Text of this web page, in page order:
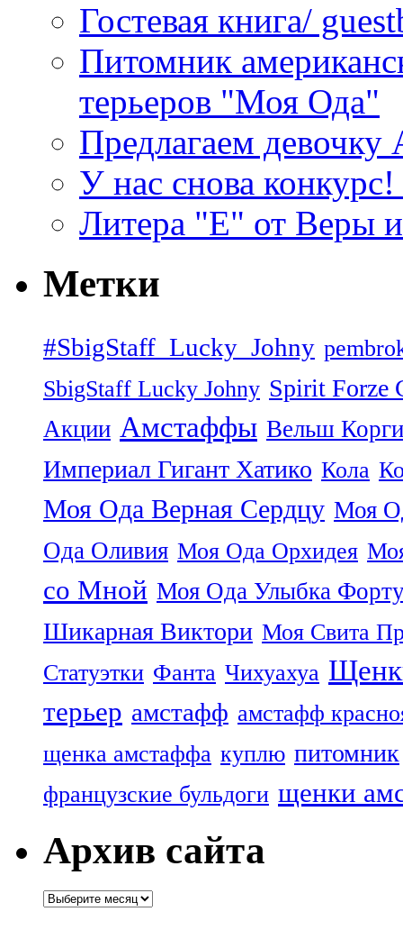
Гостевая книга/
Питомник
терьеров "Моя Ода"
Предлагаем
У нас снова
Литера "Е" от Веры
Метки
#SbigStaff_Lucky_Johny
SbigStaff Lucky Johny Spirit Forze
Акции Амстаффы Вельш
Империал Гигант Хатико Кола
Моя Ода Верная Сердцу Моя
Ода Оливия Моя Ода Орхидея
со Мной Моя Ода Улыбка
Шикарная Виктори Моя Свита
Статуэтки Фанта Чихуахуа
терьер амстафф амстафф
щенка амстаффа куплю питомник
французские бульдоги щенки
Архив сайта